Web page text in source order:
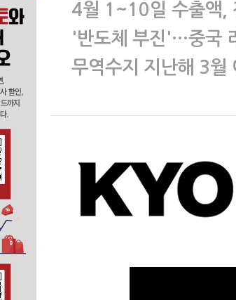
4월 1~10일 수출액,
'반도체 부진'…중국
무역수지 지난해 3월